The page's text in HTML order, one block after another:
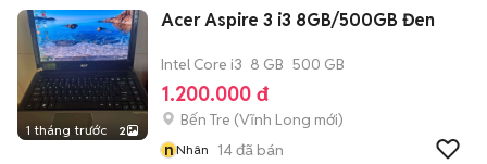
1 tháng trước 2
Acer Aspire 3 i3 8GB/500GB Đen
Intel Core i3 8 GB 500 GB
1.200.000 đ
Bến Tre (Vĩnh Long mới)
nNhân 14đã bán